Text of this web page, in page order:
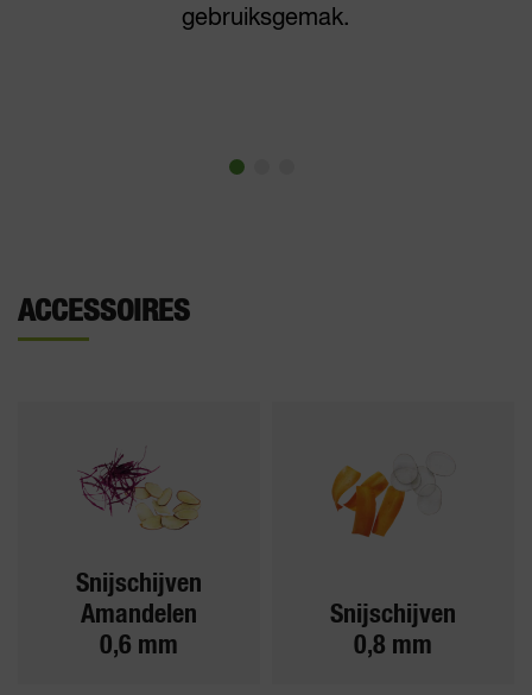
gebruiksgemak.
ACCESSOIRES
Snijschijven
Amandelen
0,6 mm
Snijschijven
0,8 mm